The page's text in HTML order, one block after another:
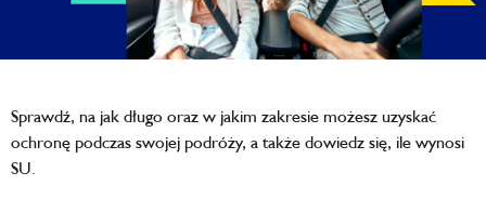
Sprawdź, na jak długo oraz w jakim zakresie możesz uzyskać
ochronę podczas swojej podróży, a także dowiedz się, ile wynosi
SU.